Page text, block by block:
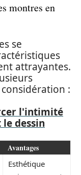
montres en
se
attrayantes.
:
l'intimité
dessin
Avantages
Esthétique